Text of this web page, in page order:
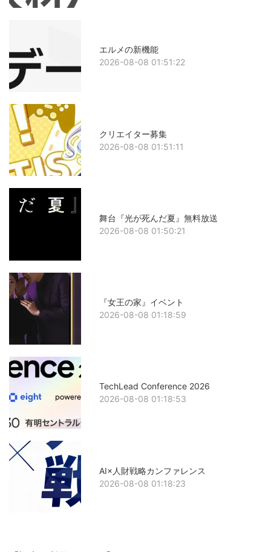
エルメの新機能
2026-08-08 01:51:22
クリエイター募集
2026-08-08 01:51:11
舞台『光が死んだ夏』無料放送
2026-08-08 01:50:21
『女王の家』イベント
2026-08-08 01:18:59
TechLead Conference 2026
2026-08-08 01:18:53
AI×人財戦略カンファレンス
2026-08-08 01:18:23